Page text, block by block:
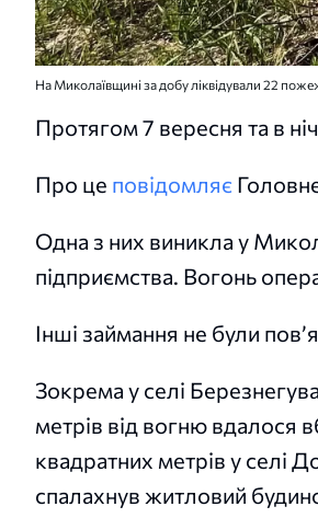
На Миколаївщині за добу ліквідували 22
Протягом 7 вересня та в
Про це повідомляє
Одна з них виникла у
підприємства. Вогонь
Інші займання не були
Зокрема у селі
метрів від вогню вдалося
квадратних метрів у селі
спалахнув житловий